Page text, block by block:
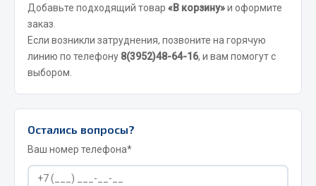
CUMMINS HAFFEN
Весь раздел
Добавьте подходящий товар «В корзину»и оформите
заказ.
Если возникли затруднения, позвоните на горячую
линию по телефону 8(3952)48-64-16, и вам помогут с
выбором.
Остались вопросы?
Ваш номер телефона*